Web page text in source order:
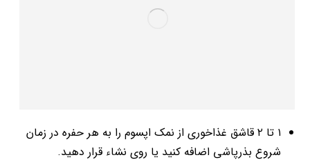
۱ تا ۲ قاشق غذاخوری از نمک اپسوم را به هر حفره در زمان
شروع بذرپاشی اضافه کنید یا روی نشاء قرار دهید.